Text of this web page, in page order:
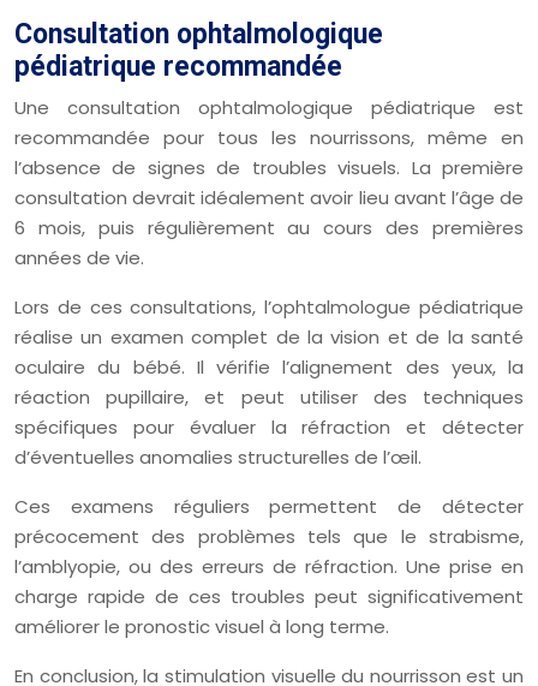
Consultation ophtalmologique
pédiatrique recommandée
Une consultation ophtalmologique pédiatrique est
recommandée pour tous les nourrissons, même en
l’absence de signes de troubles visuels. La première
consultation devrait idéalement avoir lieu avant l’âge de
6 mois, puis régulièrement au cours des premières
années de vie.
Lors de ces consultations, l’ophtalmologue pédiatrique
réalise un examen complet de la vision et de la santé
oculaire du bébé. Il vérifie l’alignement des yeux, la
réaction pupillaire, et peut utiliser des techniques
spécifiques pour évaluer la réfraction et détecter
d’éventuelles anomalies structurelles de l’œil.
Ces examens réguliers permettent de détecter
précocement des problèmes tels que le strabisme,
l’amblyopie, ou des erreurs de réfraction. Une prise en
charge rapide de ces troubles peut significativement
améliorer le pronostic visuel à long terme.
En conclusion, la stimulation visuelle du nourrisson est un